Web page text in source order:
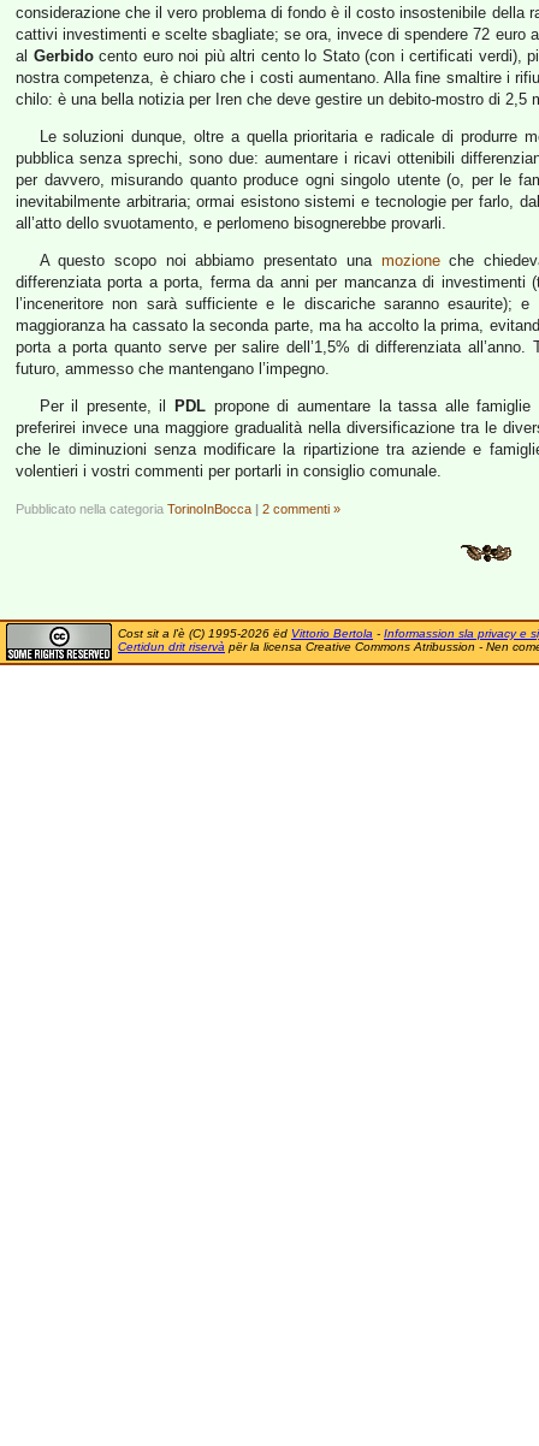
considerazione che il vero problema di fondo è il costo insostenibile della
cattivi investimenti e scelte sbagliate; se ora, invece di spendere 72 euro
al Gerbidocento euro noi più altri cento lo Stato (con i certificati verdi),
nostra competenza, è chiaro che i costi aumentano. Alla fine smaltire i
chilo: è una bella notizia per Iren che deve gestire un debito-mostro di 2,5
Le soluzioni dunque, oltre a quella prioritaria e radicale di produrre
pubblica senza sprechi, sono due: aumentare i ricavi ottenibili
per davvero, misurando quanto produce ogni singolo utente (o, per le
inevitabilmente arbitraria; ormai esistono sistemi e tecnologie per farlo,
all’atto dello svuotamento, e perlomeno bisognerebbe provarli.
A questo scopo noi abbiamo presentato una mozioneche
differenziata porta a porta, ferma da anni per mancanza di investimenti
l’inceneritore non sarà sufficiente e le discariche saranno esaurite);
maggioranza ha cassato la seconda parte, ma ha accolto la prima,
porta a porta quanto serve per salire dell’1,5% di differenziata
futuro, ammesso che mantengano l’impegno.
Per il presente, il PDL propone di aumentare la tassa alle
preferirei invece una maggiore gradualità nella diversificazione tra le
che le diminuzioni senza modificare la ripartizione tra aziende e
volentieri i vostri commenti per portarli in consiglio comunale.
Pubblicato nella categoria TorinoInBocca | 2 commenti »
Cost sit a l'è (C) 1995-2026 ëd Vittorio Bertola - Informassion sla privacy e
Certidun drit riservà për la licensa Creative Commons Atribussion - Nen